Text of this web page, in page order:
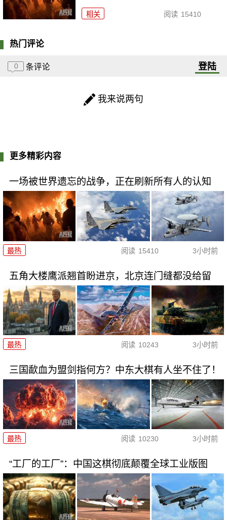
相关 阅读 15410
热门评论
0 条评论 登陆
我来说两句
更多精彩内容
一场被世界遗忘的战争，正在刷新所有人的认知
最热 阅读 15410 3小时前
五角大楼鹰派翘首盼进京，北京连门缝都没给留
最热 阅读 10243 3小时前
三国歃血为盟剑指何方？中东大棋有人坐不住了！
最热 阅读 10230 3小时前
“工厂的工厂”：中国这棋彻底颠覆全球工业版图